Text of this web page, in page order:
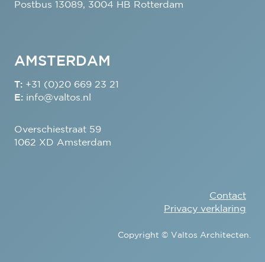
Postbus 13089, 3004 HB Rotterdam
AMSTERDAM
T: +31 (0)20 669 23 21
E: info@valtos.nl
Overschiestraat 59
1062 XD Amsterdam
Contact
Privacy verklaring
Copyright © Valtos Architecten.